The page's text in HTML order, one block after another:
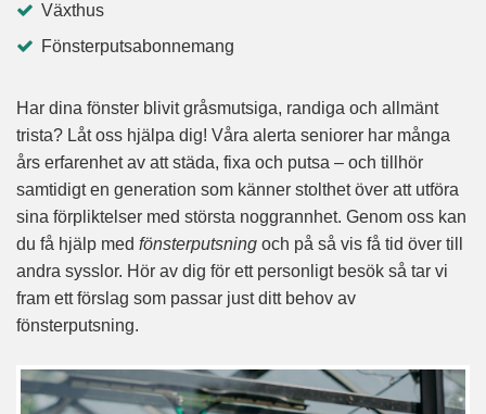
Växthus
Fönsterputsabonnemang
Har dina fönster blivit gråsmutsiga, randiga och allmänt
trista? Låt oss hjälpa dig! Våra alerta seniorer har många
års erfarenhet av att städa, fixa och putsa – och tillhör
samtidigt en generation som känner stolthet över att utföra
sina förpliktelser med största noggrannhet. Genom oss kan
du få hjälp med fönsterputsning och på så vis få tid över till
andra sysslor. Hör av dig för ett personligt besök så tar vi
fram ett förslag som passar just ditt behov av
fönsterputsning.